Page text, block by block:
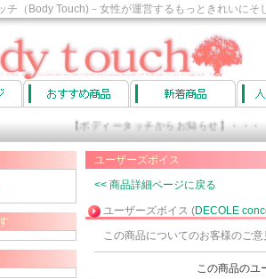
チ（Body Touch)－女性が運営するもっときれいに
【ボディータッチからお知らせ】・・・
ユーザーズボイス
<< 商品詳細ページに戻る
ユーザーズボイス (DECOLE
この商品についてのお客様のご
この商品のユ